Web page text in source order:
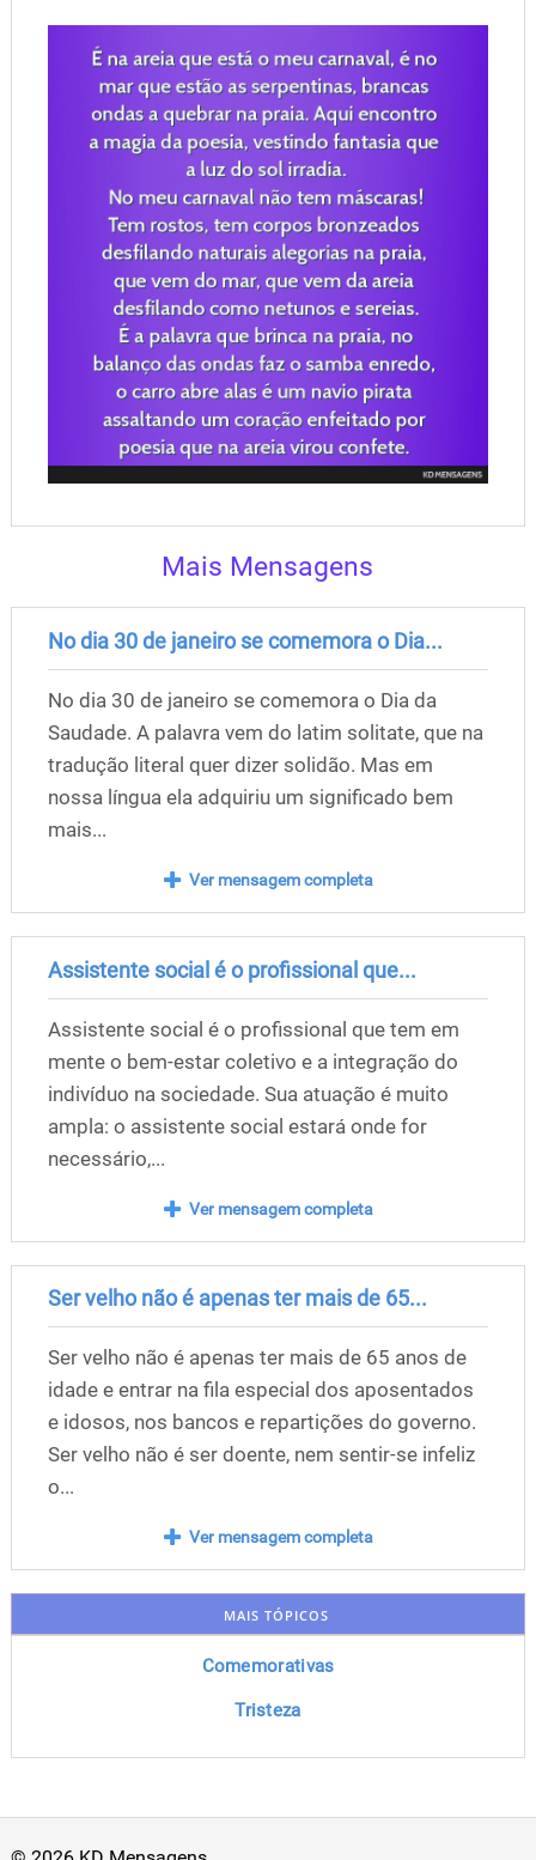
Mais Mensagens
No dia 30 de janeiro se comemora o Dia...
No dia 30 de janeiro se comemora o Dia da
Saudade. A palavra vem do latim solitate, que na
tradução literal quer dizer solidão. Mas em
nossa língua ela adquiriu um significado bem
mais...
Ver mensagem completa
Assistente social é o profissional que...
Assistente social é o profissional que tem em
mente o bem-estar coletivo e a integração do
indivíduo na sociedade. Sua atuação é muito
ampla: o assistente social estará onde for
necessário,...
Ver mensagem completa
Ser velho não é apenas ter mais de 65...
Ser velho não é apenas ter mais de 65 anos de
idade e entrar na fila especial dos aposentados
e idosos, nos bancos e repartições do governo.
Ser velho não é ser doente, nem sentir-se infeliz
o...
Ver mensagem completa
MAIS TÓPICOS
Comemorativas
Tristeza